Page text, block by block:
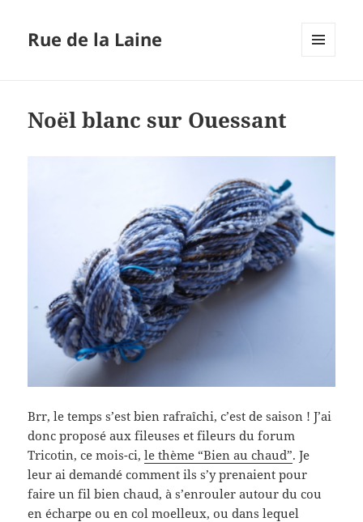
Rue de la Laine
Noël blanc sur Ouessant
Brr, le temps s’est bien rafraîchi, c’est de saison ! J’ai
donc proposé aux fileuses et fileurs du forum
Tricotin, ce mois-ci,le thème “Bien au chaud”. Je
leur ai demandé comment ils s’y prenaient pour
faire un fil bien chaud, à s’enrouler autour du cou
en écharpe ou en col moelleux, ou dans lequel